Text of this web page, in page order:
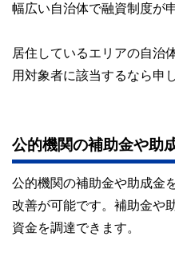
幅広い自治体で融資制度が
居住しているエリアの自治
用対象者に該当するなら申
公的機関の補助金や助
公的機関の補助金や助成金
改善が可能です。補助金や
資金を調達できます。